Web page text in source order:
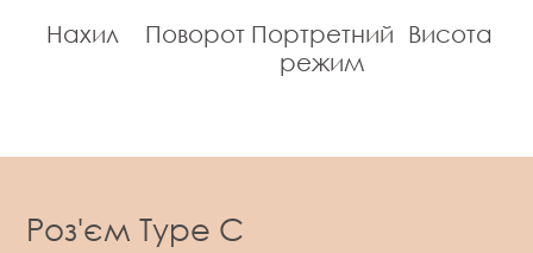
Нахил
Поворот Портретний
режим
Висота
Роз'єм Type C